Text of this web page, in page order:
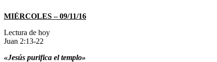
MIÉRCOLES – 09/11/16
Lectura de hoy
Juan 2:13-22
«Jesús purifica el templo»